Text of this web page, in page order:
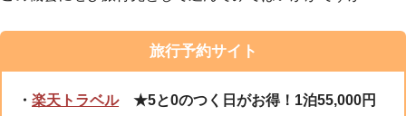
旅行予約サイト
・楽天トラベル★5と0のつく日がお得！1泊55,000円